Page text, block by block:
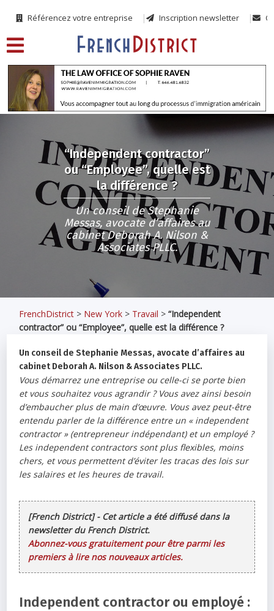
Référencez votre entreprise Inscription newsletter
“Independent contractor”
ou “Employee”, quelle est
la différence ?
Un conseil de Stephanie
Messas, avocate d’affaires au
cabinet Deborah A. Nilson &
Associates PLLC.
FrenchDistrict > New York > Travail >“Independent
contractor” ou “Employee”, quelle est la différence ?
Un conseil de Stephanie Messas, avocate d’affaires au
cabinet Deborah A. Nilson & Associates PLLC.
Vous démarrez une entreprise ou celle-ci se porte bien
et vous souhaitez vous agrandir ? Vous avez ainsi besoin
d’embaucher plus de main d’œuvre. Vous avez peut-être
entendu parler de la différence entre un « independent
contractor » (entrepreneur indépendant) et un employé ?
Les independent contractors sont plus flexibles, moins
chers, et vous permettent d’éviter les tracas des lois sur
les salaires et les heures de travail.
[French District] - Cet article a été diffusé dans la
newsletter du French District.
Abonnez-vous gratuitement pour être parmi les
premiers à lire nos nouveaux articles.
Independent contractor ou employé :